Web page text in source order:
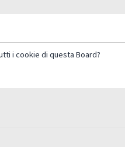
i cookie di questa Board?